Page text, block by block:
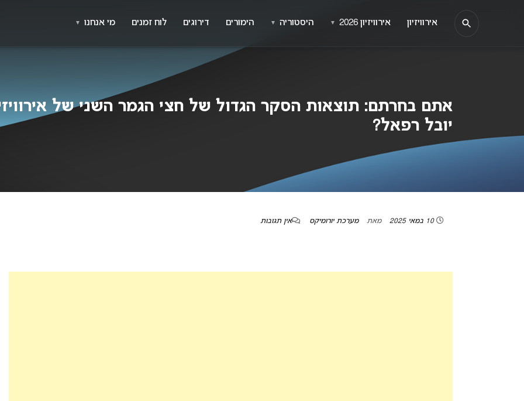
יובל רפאל?
10 במאי 2025 מאת מערכת יורומיקס אין תגובות
אירוויזיון אירוויזיון 2026 ▼ היסטוריה ▼ הימורים דירוגים לוח זמנים מי אנחנו ▼